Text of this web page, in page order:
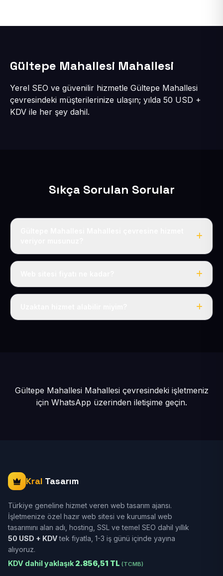
Gültepe Mahallesi Mahallesi
Yerel SEO ve güvenilir hizmetle Gültepe Mahallesi
çevresindeki müşterilerinize ulaşın; yılda 50 USD +
KDV ile her şey dahil.
Sıkça Sorulan Sorular
Evet, Gültepe Mahallesi dahil tüm Kılıçaslan ve
Tek fiyat: yılda 50 USD + KDV, her şey dahil.
Gültepe Mahallesi Mahallesi çevresindeki işletmeniz
için WhatsApp üzerinden iletişime geçin.
Kral Tasarım
Türkiye geneline hizmet veren web tasarım ajansı.
İşletmenize özel hazır web sitesi ve kurumsal web
tasarımını alan adı, hosting, SSL ve temel SEO dahil yıllık
50 USD + KDVtek fiyatla, 1-3 iş günü içinde yayına
alıyoruz.
KDV dahil yaklaşık 2.856,51 TL (TCMB)